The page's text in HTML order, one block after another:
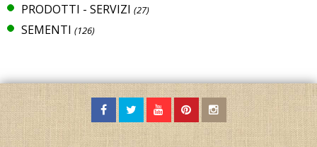
PRODOTTI - SERVIZI (27)
SEMENTI (126)